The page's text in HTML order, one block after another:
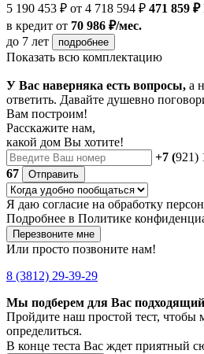
5 190 453 ₽ от 4 718 594 ₽ 471 859 ₽
в кредит от 70 986 ₽/мес.
до 7 лет
подробнее
Показать всю комплектацию
У Вас наверняка есть вопросы, а
ответить. Давайте душевно
Вам построим!
Расскажите нам,
какой дом Вы хотите!
+7 (921)
67
Отправить
Я даю согласие на обработку
Подробнее в Политике
Перезвоните мне
Или просто позвоните нам!
8 (3812) 29-39-29
Мы подберем для Вас
Пройдите наш простой тест,
определиться.
В конце теста Вас ждет приятный